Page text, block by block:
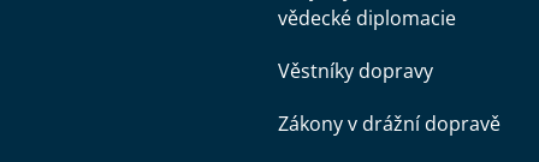
vědecké diplomacie
Věstníky dopravy
Zákony v drážní dopravě